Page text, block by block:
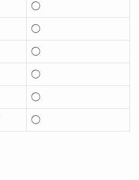
◯
◯
◯
◯
◯
◯